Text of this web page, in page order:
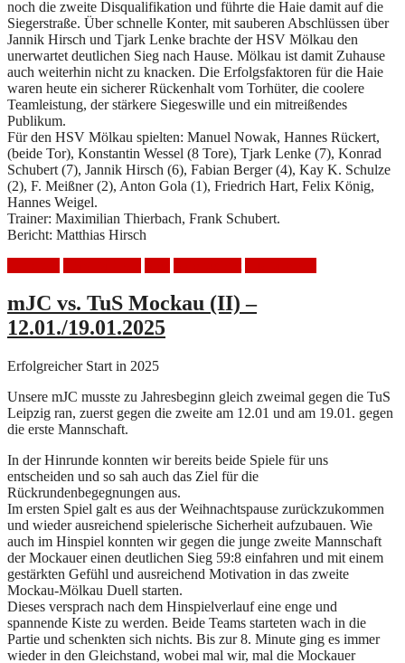
noch die zweite Disqualifikation und führte die Haie damit auf die
Siegerstraße. Über schnelle Konter, mit sauberen Abschlüssen über
Jannik Hirsch und Tjark Lenke brachte der HSV Mölkau den
unerwartet deutlichen Sieg nach Hause. Mölkau ist damit Zuhause
auch weiterhin nicht zu knacken. Die Erfolgsfaktoren für die Haie
waren heute ein sicherer Rückenhalt vom Torhüter, die coolere
Teamleistung, der stärkere Siegeswille und ein mitreißendes
Publikum.
Für den HSV Mölkau spielten: Manuel Nowak, Hannes Rückert,
(beide Tor), Konstantin Wessel (8 Tore), Tjark Lenke (7), Konrad
Schubert (7), Jannik Hirsch (6), Fabian Berger (4), Kay K. Schulze
(2), F. Meißner (2), Anton Gola (1), Friedrich Hart, Felix König,
Hannes Weigel.
Trainer: Maximilian Thierbach, Frank Schubert.
Bericht: Matthias Hirsch
mJC vs. TuS Mockau (II) –
12.01./19.01.2025
Erfolgreicher Start in 2025
Unsere mJC musste zu Jahresbeginn gleich zweimal gegen die TuS
Leipzig ran, zuerst gegen die zweite am 12.01 und am 19.01. gegen
die erste Mannschaft.
In der Hinrunde konnten wir bereits beide Spiele für uns
entscheiden und so sah auch das Ziel für die
Rückrundenbegegnungen aus.
Im ersten Spiel galt es aus der Weihnachtspause zurückzukommen
und wieder ausreichend spielerische Sicherheit aufzubauen. Wie
auch im Hinspiel konnten wir gegen die junge zweite Mannschaft
der Mockauer einen deutlichen Sieg 59:8 einfahren und mit einem
gestärkten Gefühl und ausreichend Motivation in das zweite
Mockau-Mölkau Duell starten.
Dieses versprach nach dem Hinspielverlauf eine enge und
spannende Kiste zu werden. Beide Teams starteten wach in die
Partie und schenkten sich nichts. Bis zur 8. Minute ging es immer
wieder in den Gleichstand, wobei mal wir, mal die Mockauer